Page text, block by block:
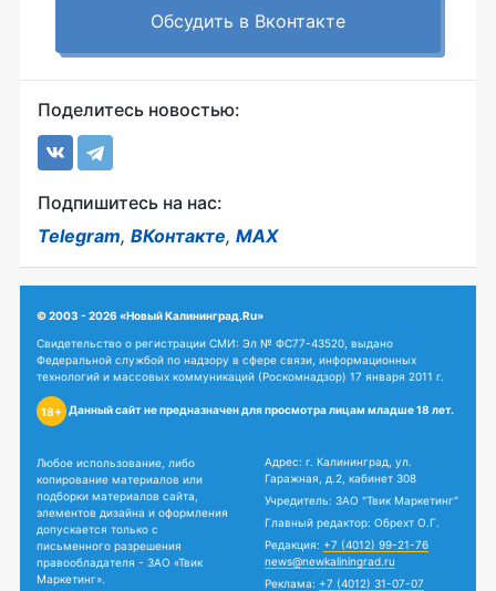
Обсудить в Вконтакте
Поделитесь новостью:
Подпишитесь на нас:
Telegram, ВКонтакте, MAX
© 2003 - 2026 «Новый Калининград.Ru»
Свидетельство о регистрации СМИ: Эл № ФС77-43520, выдано
Федеральной службой по надзору в сфере связи, информационных
технологий и массовых коммуникаций (Роскомнадзор) 17 января 2011 г.
18+ Данный сайт не предназначен для просмотра лицам младше 18 лет.
Любое использование, либо
копирование материалов или
подборки материалов сайта,
элементов дизайна и оформления
допускается только с
письменного разрешения
правообладателя - ЗАО «Твик
Маркетинг».
Адрес: г. Калининград, ул.
Гаражная, д.2, кабинет 308
Учредитель: ЗАО "Твик Маркетинг"
Главный редактор: Обрехт О.Г.
Редакция: +7 (4012) 99-21-76
news@newkaliningrad.ru
Реклама: +7 (4012) 31-07-07